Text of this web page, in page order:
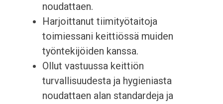
noudattaen.
Harjoittanut tiimityötaitoja
toimiessani keittiössä muiden
työntekijöiden kanssa.
Ollut vastuussa keittiön
turvallisuudesta ja hygieniasta
noudattaen alan standardeja ja